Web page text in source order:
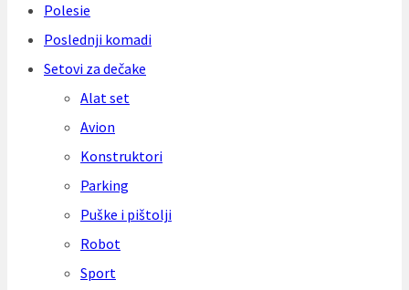
Polesie
Poslednji komadi
Setovi za dečake
Alat set
Avion
Konstruktori
Parking
Puške i pištolji
Robot
Sport